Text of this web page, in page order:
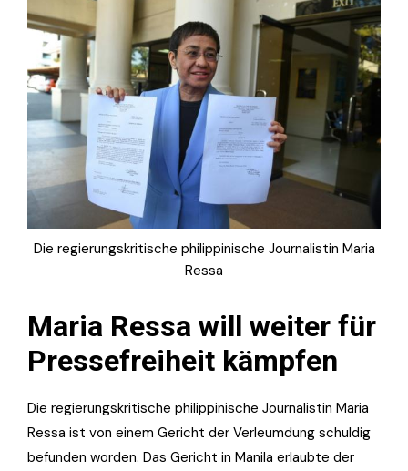
Die regierungskritische philippinische Journalistin Maria
Ressa
Maria Ressa will weiter für
Pressefreiheit kämpfen
Die regierungskritische philippinische Journalistin Maria
Ressa ist von einem Gericht der Verleumdung schuldig
befunden worden. Das Gericht in Manila erlaubte der